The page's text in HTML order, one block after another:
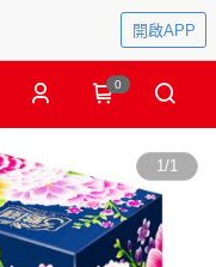
開啟APP
0
1/1